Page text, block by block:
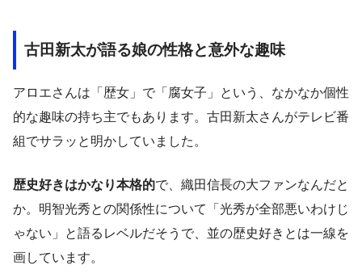
古田新太が語る娘の性格と意外な趣味
アロエさんは「歴女」で「腐女子」という、なかなか個性
的な趣味の持ち主でもあります。古田新太さんがテレビ番
組でサラッと明かしていました。
歴史好きはかなり本格的で、織田信長の大ファンなんだと
か。明智光秀との関係性について「光秀が全部悪いわけじ
ゃない」と語るレベルだそうで、並の歴史好きとは一線を
画しています。